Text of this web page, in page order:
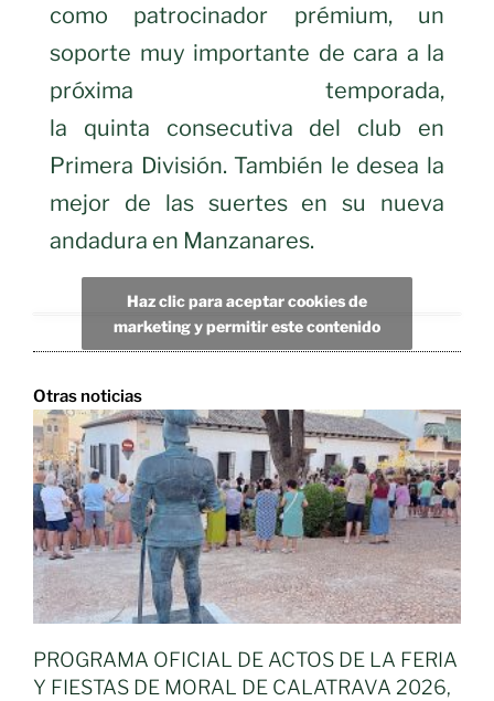
como patrocinador prémium, un
soporte muy importante de cara a la
próxima temporada,
la quinta consecutiva del club en
Primera División. También le desea la
mejor de las suertes en su nueva
andadura en Manzanares.
Haz clic para aceptar cookies de
marketing y permitir este contenido
Otras noticias
PROGRAMA OFICIAL DE ACTOS DE LA FERIA
Y FIESTAS DE MORAL DE CALATRAVA 2026,